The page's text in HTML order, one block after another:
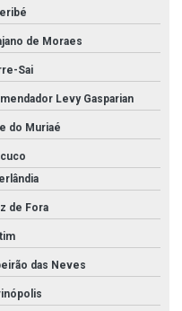
de Moraes
Sai
Levy Gasparian
do Muriaé
de Fora
das Neves